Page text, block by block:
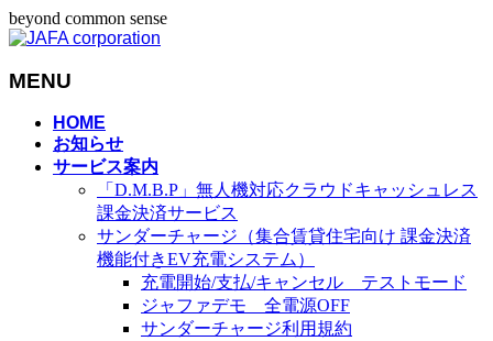
beyond common sense
MENU
HOME
お知らせ
サービス案内
「D.M.B.P」無人機対応クラウドキャッシュレス
課金決済サービス
サンダーチャージ（集合賃貸住宅向け 課金決済
機能付きEV充電システム）
充電開始/支払/キャンセル テストモード
ジャファデモ 全電源OFF
サンダーチャージ利用規約